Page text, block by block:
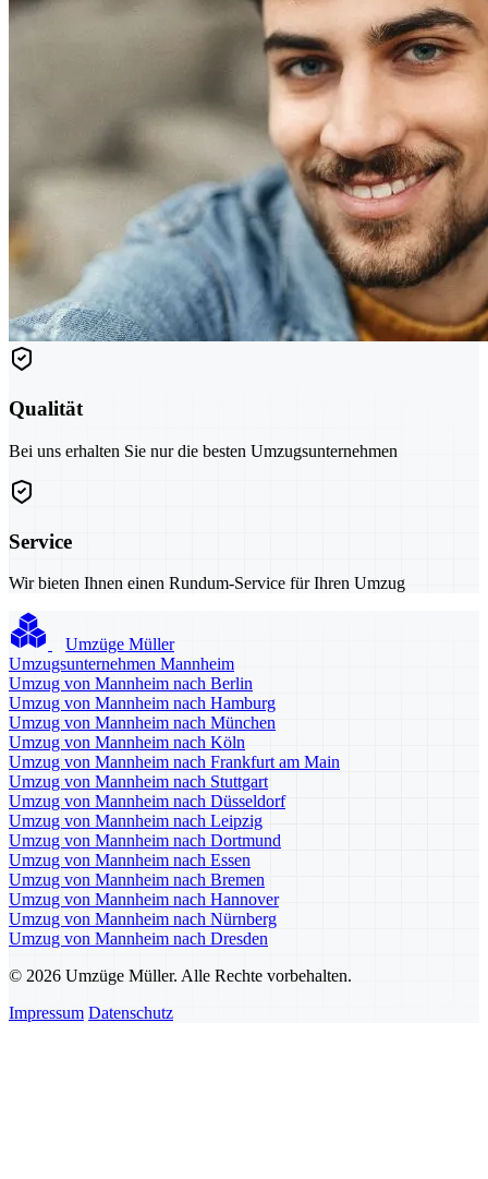
Qualität
Bei uns erhalten Sie nur die besten Umzugsunternehmen
Service
Wir bieten Ihnen einen Rundum-Service für Ihren Umzug
Umzüge Müller
Umzugsunternehmen Mannheim
Umzug von Mannheim nach Berlin
Umzug von Mannheim nach Hamburg
Umzug von Mannheim nach München
Umzug von Mannheim nach Köln
Umzug von Mannheim nach Frankfurt am Main
Umzug von Mannheim nach Stuttgart
Umzug von Mannheim nach Düsseldorf
Umzug von Mannheim nach Leipzig
Umzug von Mannheim nach Dortmund
Umzug von Mannheim nach Essen
Umzug von Mannheim nach Bremen
Umzug von Mannheim nach Hannover
Umzug von Mannheim nach Nürnberg
Umzug von Mannheim nach Dresden
© 2026 Umzüge Müller. Alle Rechte vorbehalten.
Impressum Datenschutz